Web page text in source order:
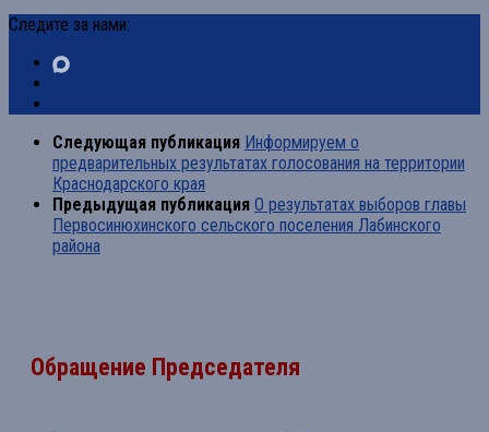
Следите за нами:
Следующая публикация Информируем о
предварительных результатах голосования на территории
Краснодарского края
Предыдущая публикация О результатах выборов главы
Первосинюхинского сельского поселения Лабинского
района
Обращение Председателя